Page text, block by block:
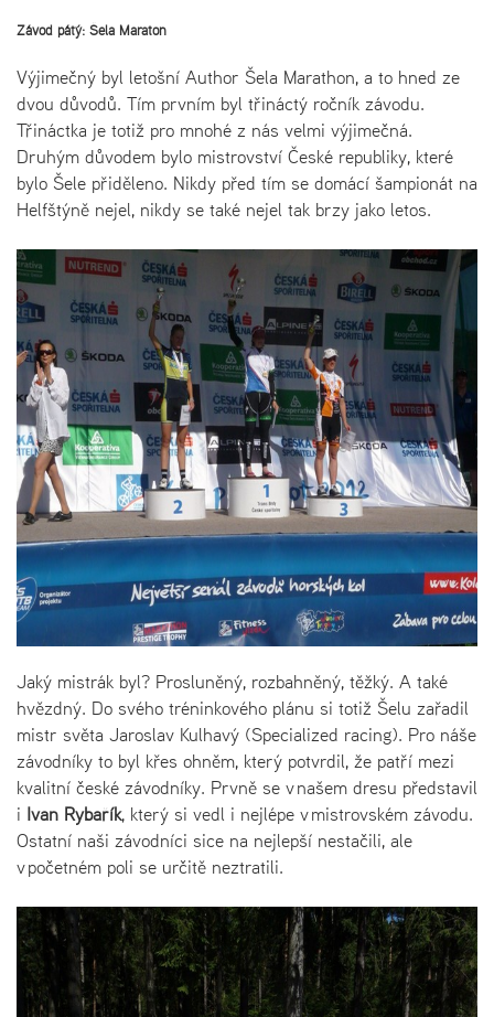
Závod pátý: Šela Maraton
Výjimečný byl letošní Author Šela Marathon, a to hned ze
dvou důvodů. Tím prvním byl třináctý ročník závodu.
Třináctka je totiž pro mnohé z nás velmi výjimečná.
Druhým důvodem bylo mistrovství České republiky, které
bylo Šele přiděleno. Nikdy před tím se domácí šampionát na
Helfštýně nejel, nikdy se také nejel tak brzy jako letos.
Jaký mistrák byl? Prosluněný, rozbahněný, těžký. A také
hvězdný. Do svého tréninkového plánu si totiž Šelu zařadil
mistr světa Jaroslav Kulhavý (Specialized racing). Pro náše
závodníky to byl křes ohněm, který potvrdil, že patří mezi
kvalitní české závodníky. Prvně se v našem dresu představil
i Ivan Rybařík, který si vedl i nejlépe v mistrovském závodu.
Ostatní naši závodníci sice na nejlepší nestačili, ale
v početném poli se určitě neztratili.